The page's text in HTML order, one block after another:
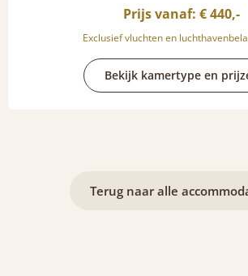
Prijs vanaf: € 440,-
Exclusief vluchten en
Bekijk kamertype en
Terug naar alle